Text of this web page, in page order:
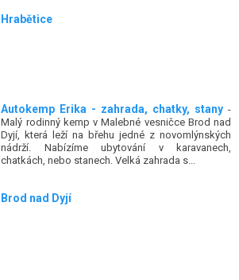
Hrabětice
Autokemp Erika - zahrada, chatky, stany -
Malý rodinný kemp v Malebné vesničce Brod nad
Dyjí, která leží na břehu jedné z novomlýnských
nádrží. Nabízíme ubytování v karavanech,
chatkách, nebo stanech. Velká zahrada s...
Brod nad Dyjí